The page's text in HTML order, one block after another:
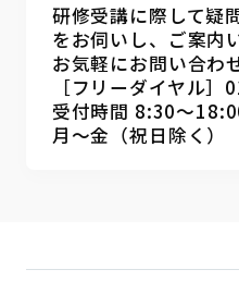
研修受講に際して疑
をお伺いし、ご案内
お気軽にお問い合わ
［フリーダイヤル
受付時間 8:30～
月～金（祝日除く）